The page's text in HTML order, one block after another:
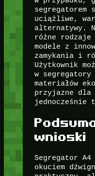
uciążliwe,
alternatywy.
różne rodzaje
modele z
zamykania i
Użytkownik
w segregatory
materiałów
przyjazne dla
jednocześnie
wnioski
Segregator A4
okuciem